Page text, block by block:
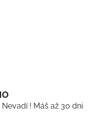
! Máš až 30 dni